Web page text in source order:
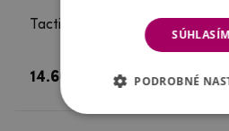
Tactical Glass Shield 5D sklo
Max / XS Max
14.66 € Skladom do 2 dní
SÚHLASÍM
PODROBNÉ